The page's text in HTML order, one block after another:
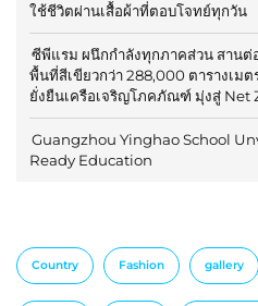
ใช้ชีวิตผ่านเสื้อผ้าที่ตอบโจทย์ทุกวัน
ซีพีแรม ผนึกกำลังทุกภาคส่วน สานต่
พื้นที่สีเขียวกว่า 288,000 ตารางเม
ยั่งยืนเครือเจริญโภคภัณฑ์ มุ่งสู่ Net
Guangzhou Yinghao School
Ready Education
Country Fashion gallery